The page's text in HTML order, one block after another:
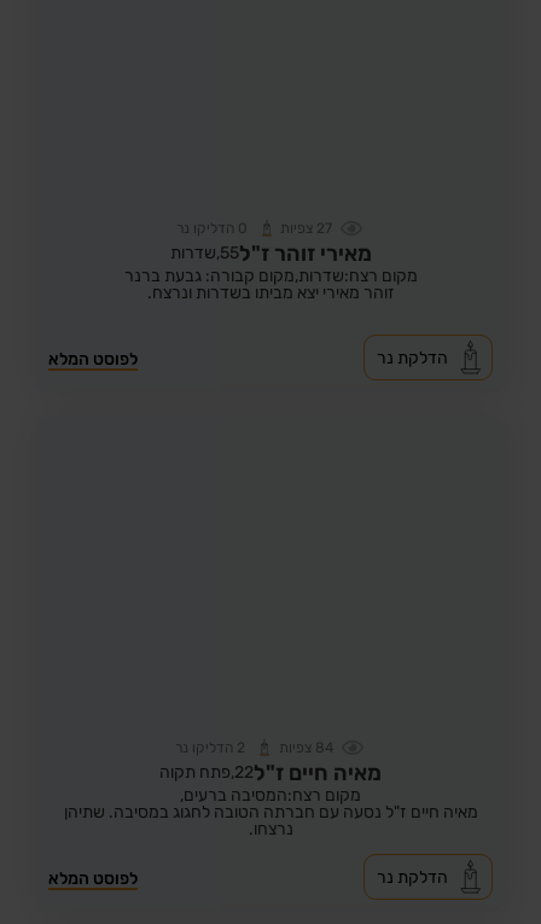
27 צפיות 0 הדליקו נר
מאירי זוהר ז"ל55, שדרות
מקום רצח:שדרות,מקום קבורה: גבעת ברנר
זוהר מאירי יצא מביתו בשדרות ונרצח.
לפוסט המלא הדלקת נר
84 צפיות 2 הדליקו נר
מאיה חיים ז"ל22, פתח תקוה
מקום רצח:המסיבה ברעים,
מאיה חיים ז"ל נסעה עם חברתה הטובה לחגוג במסיבה. שתיהן
נרצחו.
לפוסט המלא הדלקת נר